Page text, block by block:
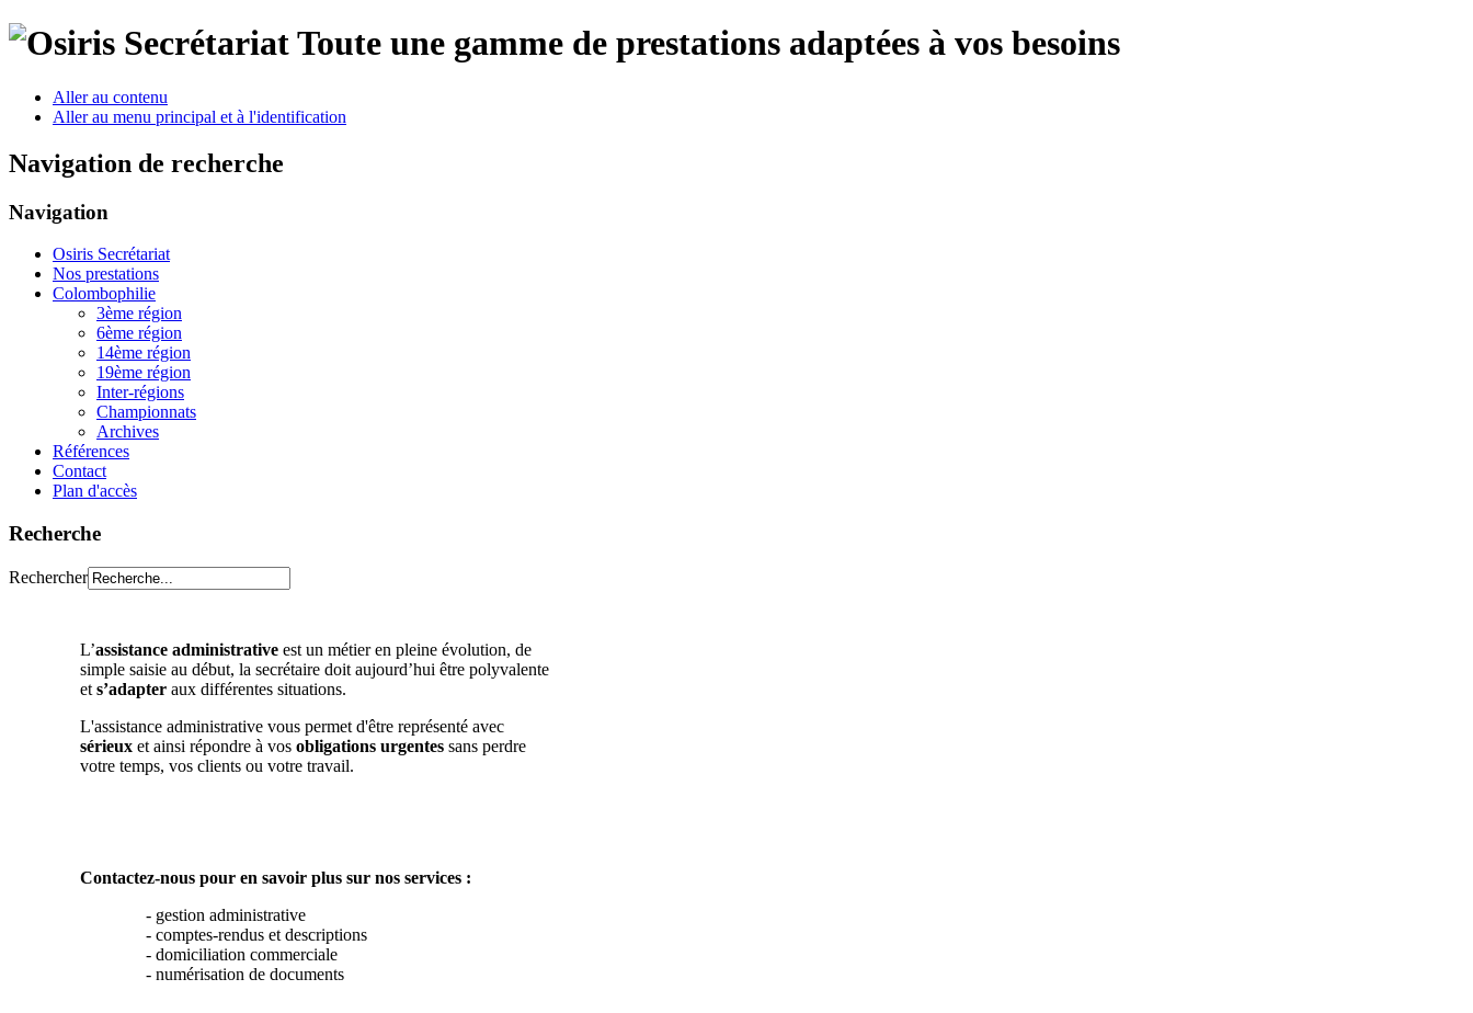
Toute une gamme de prestations adaptées à vos besoins
Aller au contenu
Aller au menu principal et à l'identification
Navigation de recherche
Navigation
Osiris Secrétariat
Nos prestations
Colombophilie
3ème région
6ème région
14ème région
19ème région
Inter-régions
Championnats
Archives
Références
Contact
Plan d'accès
Recherche
Rechercher
L’assistance administrative est un métier en pleine évolution, de
simple saisie au début, la secrétaire doit aujourd’hui être polyvalente
et s’adapter aux différentes situations.
L'assistance administrative vous permet d'être représenté avec
sérieux et ainsi répondre à vos obligations urgentes sans perdre
votre temps, vos clients ou votre travail.
Contactez-nous pour en savoir plus sur nos services :
- gestion administrative
- comptes-rendus et descriptions
- domiciliation commerciale
- numérisation de documents